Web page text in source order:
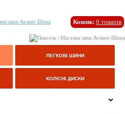
Кошик: 0 товарів
ЛЕГКОВІ ШИНИ
КОЛІСНІ ДИСКИ